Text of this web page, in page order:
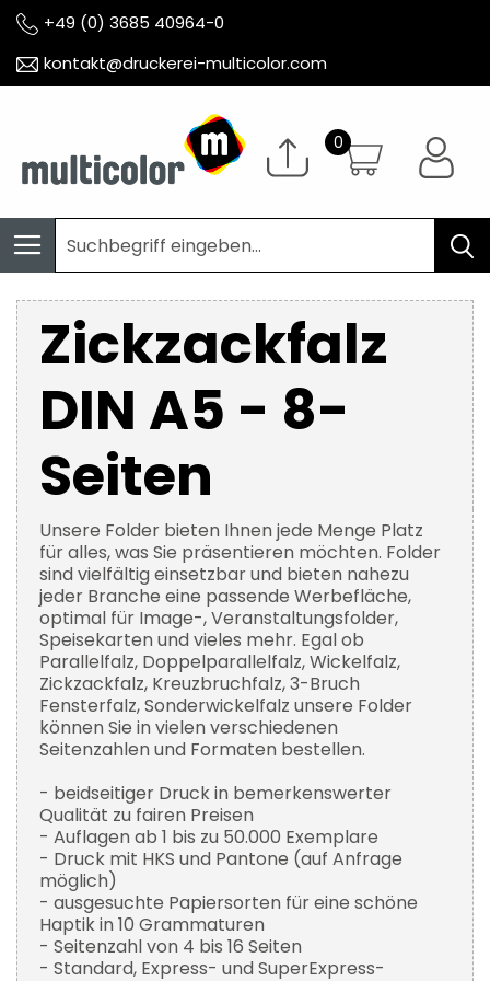
+49 (0) 3685 40964-0
kontakt@druckerei-multicolor.com
Zickzackfalz
DIN A5 - 8-
Seiten
Unsere Folder bieten Ihnen jede Menge Platz
für alles, was Sie präsentieren möchten. Folder
sind vielfältig einsetzbar und bieten nahezu
jeder Branche eine passende Werbefläche,
optimal für Image-, Veranstaltungsfolder,
Speisekarten und vieles mehr. Egal ob
Parallelfalz, Doppelparallelfalz, Wickelfalz,
Zickzackfalz, Kreuzbruchfalz, 3-Bruch
Fensterfalz, Sonderwickelfalz unsere Folder
können Sie in vielen verschiedenen
Seitenzahlen und Formaten bestellen.
- beidseitiger Druck in bemerkenswerter
Qualität zu fairen Preisen
- Auflagen ab 1 bis zu 50.000 Exemplare
- Druck mit HKS und Pantone (auf Anfrage
möglich)
- ausgesuchte Papiersorten für eine schöne
Haptik in 10 Grammaturen
- Seitenzahl von 4 bis 16 Seiten
- Standard, Express- und SuperExpress-